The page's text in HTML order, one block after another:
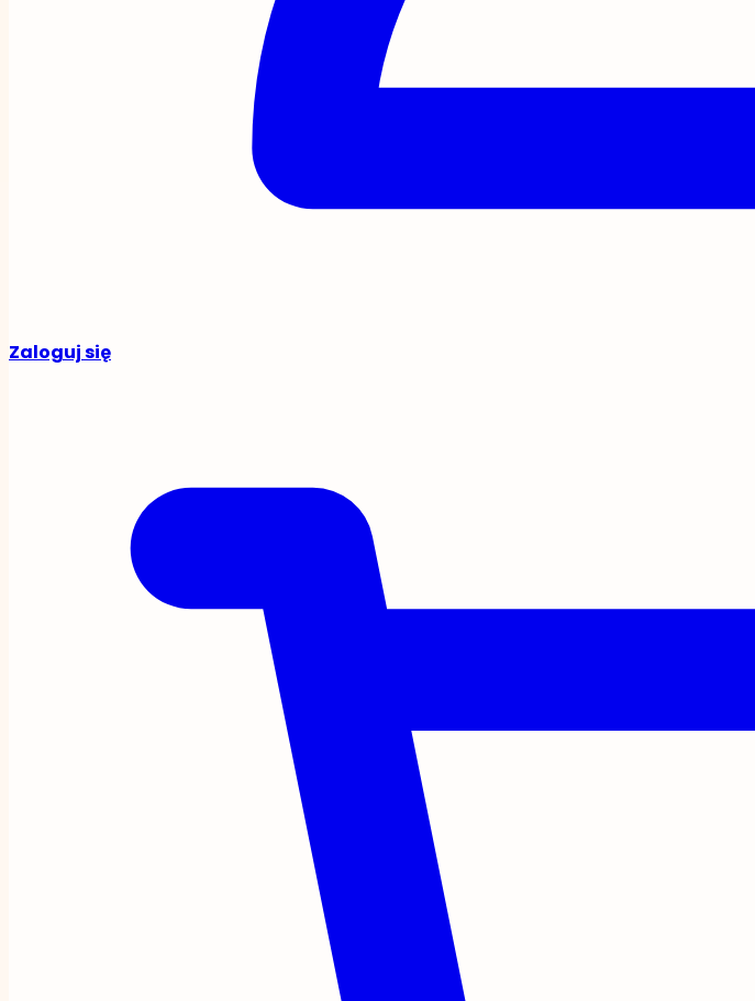
Zaloguj się